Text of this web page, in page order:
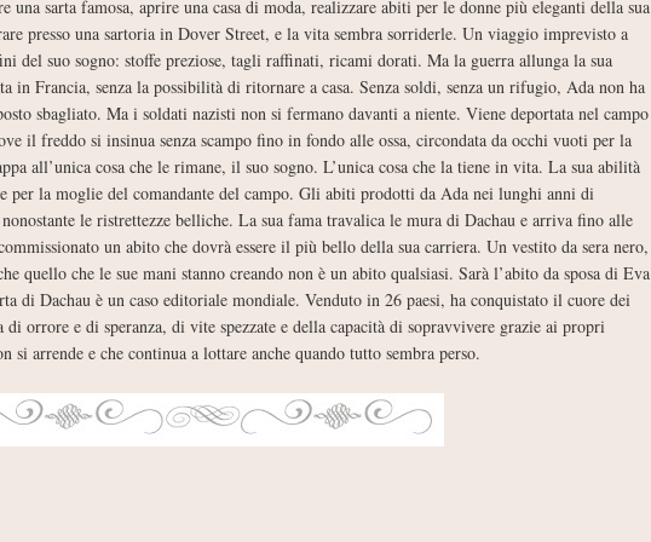
sarta famosa, aprire una casa di moda, realizzare abiti per le donne più eleganti della sua
presso una sartoria in Dover Street, e la vita sembra sorriderle. Un viaggio imprevisto a
del suo sogno: stoffe preziose, tagli raffinati, ricami dorati. Ma la guerra allunga la sua
in Francia, senza la possibilità di ritornare a casa. Senza soldi, senza un rifugio, Ada non ha
sbagliato. Ma i soldati nazisti non si fermano davanti a niente. Viene deportata nel campo
il freddo si insinua senza scampo fino in fondo alle ossa, circondata da occhi vuoti per la
all’unica cosa che le rimane, il suo sogno. L’unica cosa che la tiene in vita. La sua abilità
per la moglie del comandante del campo. Gli abiti prodotti da Ada nei lunghi anni di
le ristrettezze belliche. La sua fama travalica le mura di Dachau e arriva fino alle
un abito che dovrà essere il più bello della sua carriera. Un vestito da sera nero,
quello che le sue mani stanno creando non è un abito qualsiasi. Sarà l’abito da sposa di Eva
di Dachau è un caso editoriale mondiale. Venduto in 26 paesi, ha conquistato il cuore dei
orrore e di speranza, di vite spezzate e della capacità di sopravvivere grazie ai propri
si arrende e che continua a lottare anche quando tutto sembra perso.